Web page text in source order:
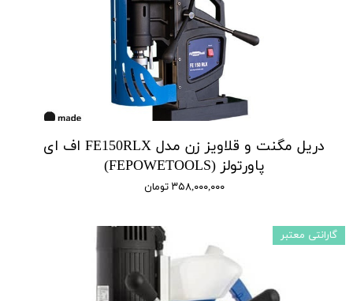
دریل مگنت و قلاویز زن مدل FE150RLX اف ای
پاورتولز (FEPOWETOOLS)
۳۵۸,۰۰۰,۰۰۰ تومان
گارانتی معتبر